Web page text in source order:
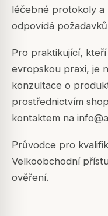
léčebné protokoly a
odpovídá
Pro praktikující,
evropskou praxi, je
konzultace o
prostřednictvím
kontaktem na
Průvodce pro
Velkoobchodní
ověření.